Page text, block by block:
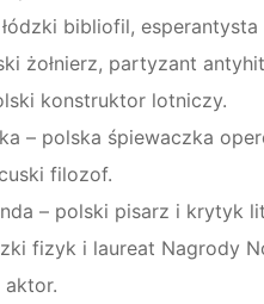
łódzki bibliofil,
żołnierz, partyzant
konstruktor lotniczy.
– polska śpiewaczka
filozof.
– polski pisarz i krytyk
fizyk i laureat Nagrody
aktor.